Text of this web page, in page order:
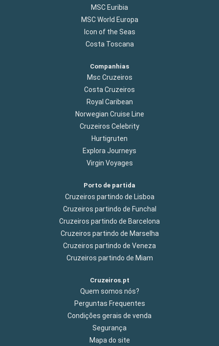
MSC Euribia
MSC World Europa
Icon of the Seas
Costa Toscana
Companhias
Msc Cruzeiros
Costa Cruzeiros
Royal Caribean
Norwegian Cruise Line
Cruzeiros Celebrity
Hurtigruten
Explora Journeys
Virgin Voyages
Porto de partida
Cruzeiros partindo de Lisboa
Cruzeiros partindo de Funchal
Cruzeiros partindo de Barcelona
Cruzeiros partindo de Marselha
Cruzeiros partindo de Veneza
Cruzeiros partindo de Miam
Cruzeiros.pt
Quem somos nós?
Perguntas Frequentes
Condições gerais de venda
Segurança
Mapa do site